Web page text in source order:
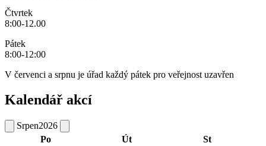
Čtvrtek
8:00-12.00
Pátek
8:00-12:00
V červenci a srpnu je úřad každý pátek pro veřejnost uzavřen
Kalendář akcí
Srpen2026
Po
Út
St